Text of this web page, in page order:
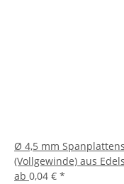
Ø 4,5 mm
(Vollgewinde) aus
ab 0,04 € *